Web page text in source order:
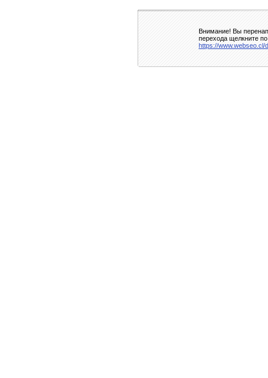
Внимание! Вы
перехода щелкните
https://www.webseo.cl/